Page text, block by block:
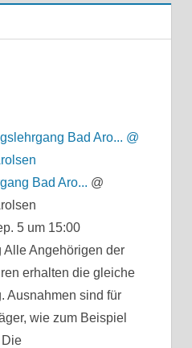
Bad Aro... @
Bad Aro... @
5 um 15:00
Angehörigen der
erhalten die gleiche
Ausnahmen sind für
wie zum Beispiel